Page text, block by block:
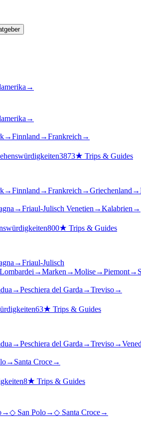
→
→
→Finnland →Frankreich →
3873★ Trips & Guides
→Finnland →Frankreich →Griechenland →
→Friaul-Julisch Venetien →Kalabrien →
800★ Trips & Guides
→Friaul-Julisch
Lombardei →Marken →Molise→Piemont→
→Peschiera del Garda →Treviso→
63★ Trips & Guides
→Peschiera del Garda →Treviso→
→ Santa Croce→
8★ Trips & Guides
→◇ San Polo→◇ Santa Croce→